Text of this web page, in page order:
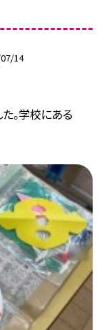
14
。学校にある